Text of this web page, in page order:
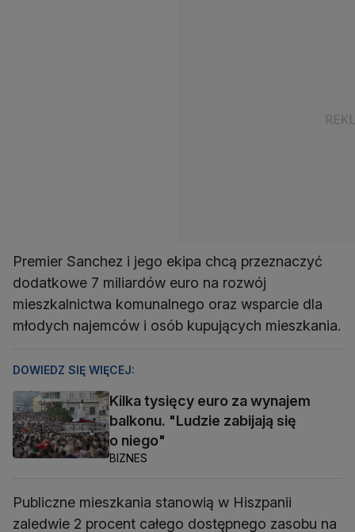
Premier Sanchez i jego ekipa chcą przeznaczyć
dodatkowe 7 miliardów euro na rozwój
mieszkalnictwa komunalnego oraz wsparcie dla
młodych najemców i osób kupujących mieszkania.
DOWIEDZ SIĘ WIĘCEJ:
Kilka tysięcy euro za wynajem
balkonu. "Ludzie zabijają się
o niego"
BIZNES
Publiczne mieszkania stanowią w Hiszpanii
zaledwie 2 procent całego dostępnego zasobu na